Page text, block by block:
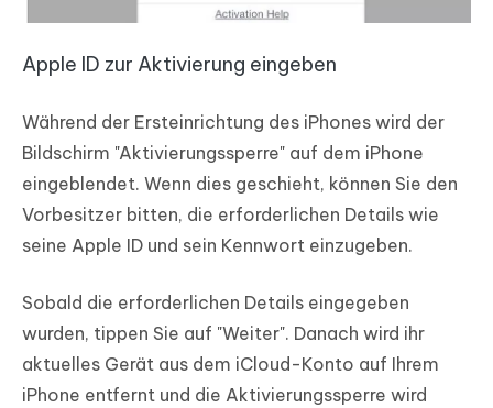
Apple ID zur Aktivierung eingeben
Während der Ersteinrichtung des iPhones wird der
Bildschirm "Aktivierungssperre" auf dem iPhone
eingeblendet. Wenn dies geschieht, können Sie den
Vorbesitzer bitten, die erforderlichen Details wie
seine Apple ID und sein Kennwort einzugeben.
Sobald die erforderlichen Details eingegeben
wurden, tippen Sie auf "Weiter". Danach wird ihr
aktuelles Gerät aus dem iCloud-Konto auf Ihrem
iPhone entfernt und die Aktivierungssperre wird